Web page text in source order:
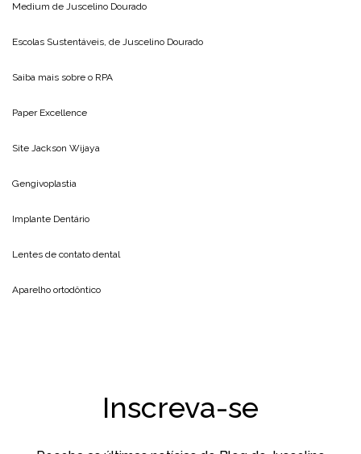
Medium de Juscelino Dourado
Escolas Sustentáveis, de Juscelino Dourado
Saiba mais sobre o RPA
Paper Excellence
Site Jackson Wijaya
Gengivoplastia
Implante Dentário
Lentes de contato dental
Aparelho ortodôntico
Inscreva-se